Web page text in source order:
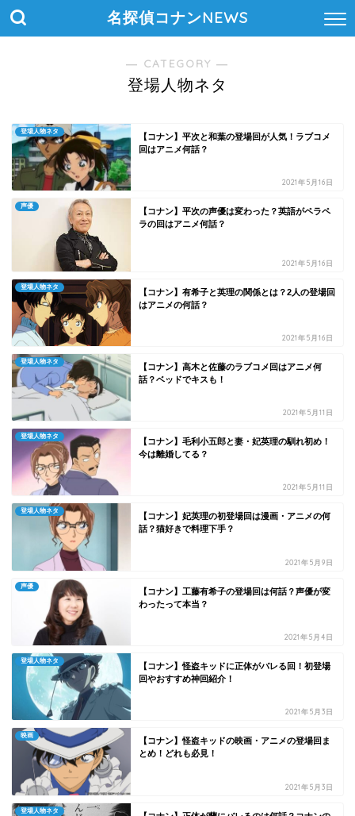
名探偵コナンNEWS
― CATEGORY ―
登場人物ネタ
登場人物ネタ
【コナン】平次と和葉の登場回が人気！ラブコメ
回はアニメ何話？
2021年5月16日
声優
【コナン】平次の声優は変わった？英語がペラペ
ラの回はアニメ何話？
2021年5月16日
登場人物ネタ
【コナン】有希子と英理の関係とは？2人の登場回
はアニメの何話？
2021年5月16日
登場人物ネタ
【コナン】高木と佐藤のラブコメ回はアニメ何
話？ベッドでキスも！
2021年5月11日
登場人物ネタ
【コナン】毛利小五郎と妻・妃英理の馴れ初め！
今は離婚してる？
2021年5月11日
登場人物ネタ
【コナン】妃英理の初登場回は漫画・アニメの何
話？猫好きで料理下手？
2021年5月9日
声優
【コナン】工藤有希子の登場回は何話？声優が変
わったって本当？
2021年5月4日
登場人物ネタ
【コナン】怪盗キッドに正体がバレる回！初登場
回やおすすめ神回紹介！
2021年5月3日
映画
【コナン】怪盗キッドの映画・アニメの登場回ま
とめ！どれも必見！
2021年5月3日
登場人物ネタ